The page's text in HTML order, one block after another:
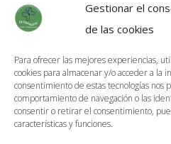
Gestionar el
de las cookies
Para ofrecer las mejores experiencias,
cookies para almacenar y/o acceder a la
consentimiento de estas tecnologías nos
comportamiento de navegación o las
consentir o retirar el consentimiento,
características y funciones.
Información de Envíos
Política de devoluciones